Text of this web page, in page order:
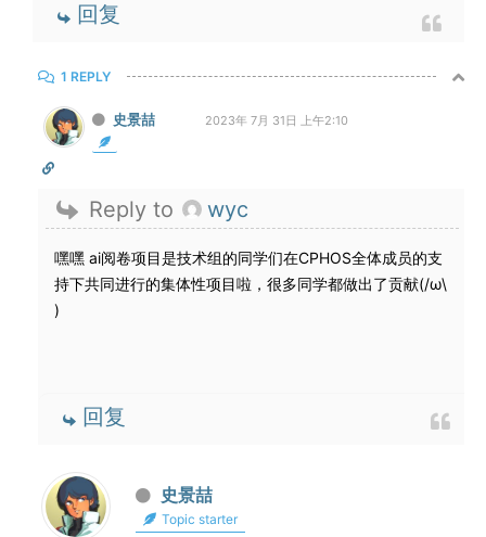
回复
1 REPLY
史景喆 2023年 7月 31日 上午2:10
Reply to wyc
嘿嘿 ai阅卷项目是技术组的同学们在CPHOS全体成员的支
持下共同进行的集体性项目啦，很多同学都做出了贡献(/ω\
)
回复
史景喆
Topic starter